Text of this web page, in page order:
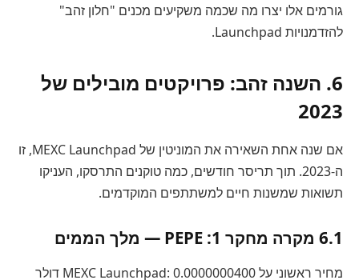
גורמים אלו יצרו מה שכמה משקיעים מכנים "חלון זהב"
להזדמנויות Launchpad.
6. השנה זהב: פרויקטים מובילים של
2023
אם שנה אחת השאירה את המוניטין של MEXC Launchpad, זו
ה-2023. תוך תריסר חודשים, כמה טוקנים התרסקו, העניקו
תשואות שמשנות חיים למשתתפים המוקדמים.
6.1 מקרה מחקר 1: PEPE — מלך הממים
מחיר ראשוני על MEXC Launchpad: 0.0000000400 דולר